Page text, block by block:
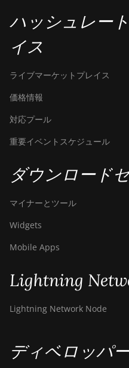
ハッシュレー
イス
ライブマーケットプレイス
価格情報
対応プール
重要イベントスケジュール
ダウンロード
マイナーとツール
Widgets
Mobile Apps
Lightning
Lightning Network Node
ディベロッパ